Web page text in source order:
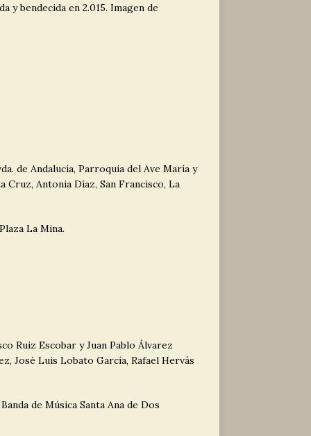
y bendecida en 2.015. Imagen de
de Andalucía, Parroquia del Ave María y
Cruz, Antonia Díaz, San Francisco, La
La Mina.
Ruiz Escobar y Juan Pablo Álvarez
José Luis Lobato García, Rafael Hervás
de Música Santa Ana de Dos